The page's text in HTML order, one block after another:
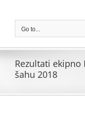
contentGo to...
Rezultati
šahu 2018